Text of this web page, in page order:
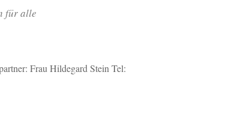
für alle
Frau Hildegard Stein Tel: